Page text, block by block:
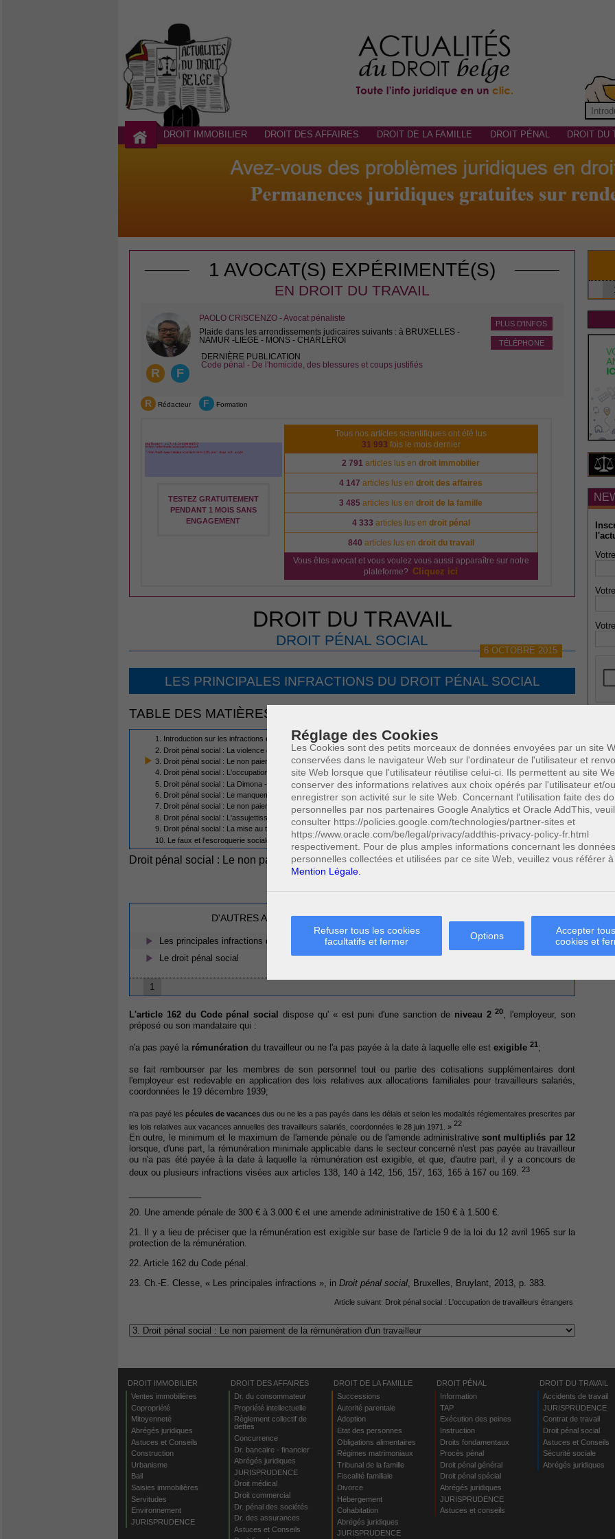
Réglage des Cookies
Les Cookies sont des petits morceaux de données envoyées par un site
conservées dans le navigateur Web sur l'ordinateur de l'utilisateur et
site Web lorsque que l'utilisateur réutilise celui-ci. Ils permettent au site
conserver des informations relatives aux choix opérés par l'utilisateur et/
enregistrer son activité sur le site Web. Concernant l'utilisation faite des
personnelles par nos partenaires Google Analytics et Oracle AddThis,
consulter https://policies.google.com/technologies/partner-sites et
https://www.oracle.com/be/legal/privacy/addthis-privacy-policy-fr.html
respectivement. Pour de plus amples informations concernant les données
personnelles collectées et utilisées par ce site Web, veuillez vous référer
Mention Légale.
Refuser tous les cookies
facultatifs et fermer
Options
Accepter
cookies et
DROIT IMMOBILIER DROIT DES AFFAIRES DROIT DE LA FAMILLE DROIT PÉNAL DROIT DU
1 AVOCAT(S) EXPÉRIMENTÉ(S)
EN DROIT DU TRAVAIL
R F
PLUS D'INFOS
TÉLÉPHONE
PAOLO CRISCENZO - Avocat pénaliste
Plaide dans les arrondissements judicaires suivants : à BRUXELLES -
NAMUR -LIEGE - MONS - CHARLEROI
DERNIÈRE PUBLICATION
Code pénal - De l'homicide, des blessures et coups justifiés
R Rédacteur F Formation
TESTEZ GRATUITEMENT
PENDANT 1 MOIS SANS
ENGAGEMENT
Tous nos articles scientifiques ont été lus
31 993 fois le mois dernier
2 791 articles lus endroit immobilier
4 147 articles lus endroit des affaires
3 485 articles lus endroit de la famille
4 333 articles lus en droit pénal
840 articles lus en droit du travail
Vous êtes avocat et vous voulez vous aussi apparaître sur notre
plateforme? Cliquez ici
DROIT DU TRAVAIL
DROIT PÉNAL SOCIAL
6 OCTOBRE 2015
LES PRINCIPALES INFRACTIONS DU DROIT PÉNAL SOCIAL
TABLE DES MATIÈRES
1. Introduction sur les infractions en droit pénal social
2. Droit pénal social : La violence et le harcèlement moral ou sexuel au travail
3. Droit pénal social : Le non paiement de la rémunération d'un travailleur
4. Droit pénal social : L'occupation de travailleurs étrangers
5. Droit pénal social : La Dimona - La déclaration de l'emploi immédiate
6. Droit pénal social : Le manquement à la souscription d'une police assurance loi dans le cadre des accidents de travail
7. Droit pénal social : Le non paiement des cotisations de sécurité sociale
8. Droit pénal social : L'assujettissement frauduleux
9. Droit pénal social : La mise au travail d'un chômeur ou d'un invalide
10. Le faux et l'escroquerie sociale
Droit pénal social : Le non paiement de la rémunération d'un travailleur (3/10)
Cette page a été
D'AUTRES ARTICLES SUSCEPTIBLES DE VOUS INTERESSER:
Les principales infractions du droit pénal social
Le droit pénal social
1
L'article 162 du Code pénal social dispose qu' « est puni d'une sanction de niveau 220, l'employeur, son
préposé ou son mandataire qui :
n'a pas payé la rémunération du travailleur ou ne l'a pas payée à la date à laquelle elle est exigible 21 ;
se fait rembourser par les membres de son personnel tout ou partie des cotisations supplémentaires dont
l'employeur est redevable en application des lois relatives aux allocations familiales pour travailleurs salariés,
coordonnées le 19 décembre 1939;
n'a pas payé les pécules de vacances dus ou ne les a pas payés dans les délais et selon les modalités réglementaires prescrites par
les lois relatives aux vacances annuelles des travailleurs salariés, coordonnées le 28 juin 1971. » 22
En outre, le minimum et le maximum de l'amende pénale ou de l'amende administrative sont multipliés par 12
lorsque, d'une part, la rémunération minimale applicable dans le secteur concerné n'est pas payée au travailleur
ou n'a pas été payée à la date à laquelle la rémunération est exigible, et que, d'autre part, il y a concours de
deux ou plusieurs infractions visées aux articles 138, 140 à 142, 156, 157, 163, 165 à 167 ou 169. 23
20. Une amende pénale de 300 € à 3.000 € et une amende administrative de 150 € à 1.500 €.
21. Il y a lieu de préciser que la rémunération est exigible sur base de l'article 9 de la loi du 12 avril 1965 sur la
protection de la rémunération.
22. Article 162 du Code pénal.
23. Ch.-E. Clesse, « Les principales infractions », in Droit pénal social , Bruxelles, Bruylant, 2013, p. 383.
Article suivant: Droit pénal social : L'occupation de travailleurs étrangers
*
DROIT IMMOBILIER
Ventes immobilières
Copropriété
Mitoyenneté
Abrégés juridiques
Astuces et Conseils
Construction
Urbanisme
Bail
Saisies immobilières
Servitudes
Environnement
JURISPRUDENCE
DROIT DES AFFAIRES
Dr. du consommateur
Propriété intellectuelle
Règlement collectif de
dettes
Concurrence
Dr. bancaire - financier
Abrégés juridiques
JURISPRUDENCE
Droit médical
Droit commercial
Dr. pénal des sociétés
Dr. des assurances
Astuces et Conseils
DROIT DE LA FAMILLE
Successions
Autorité parentale
Adoption
Etat des personnes
Obligations alimentaires
Régimes matrimoniaux
Tribunal de la famille
Fiscalité familiale
Divorce
Hébergement
Cohabitation
Abrégés juridiques
JURISPRUDENCE
DROIT PÉNAL
Information
TAP
Exécution des peines
Instruction
Droits fondamentaux
Procès pénal
Droit pénal général
Droit pénal spécial
Abrégés juridiques
JURISPRUDENCE
Astuces et conseils
DROIT DU TRAVAIL
Accidents de travail
JURISPRUDENCE
Contrat de travail
Droit pénal social
Astuces et Conseils
Sécurité sociale
Abrégés juridiques